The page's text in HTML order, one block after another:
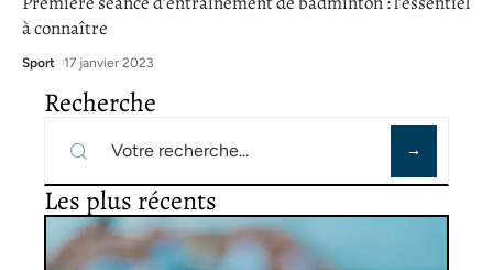
à connaître
Sport 17 janvier 2023
Recherche
Les plus récents